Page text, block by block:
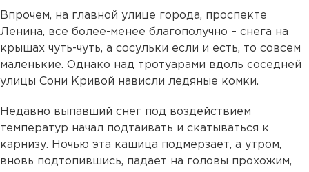
Впрочем, на главной улице города, проспекте
Ленина, все более-менее благополучно – снега на
крышах чуть-чуть, а сосульки если и есть, то совсем
маленькие. Однако над тротуарами вдоль соседней
улицы Сони Кривой нависли ледяные комки.
Недавно выпавший снег под воздействием
температур начал подтаивать и скатываться к
карнизу. Ночью эта кашица подмерзает, а утром,
вновь подтопившись, падает на головы прохожим,